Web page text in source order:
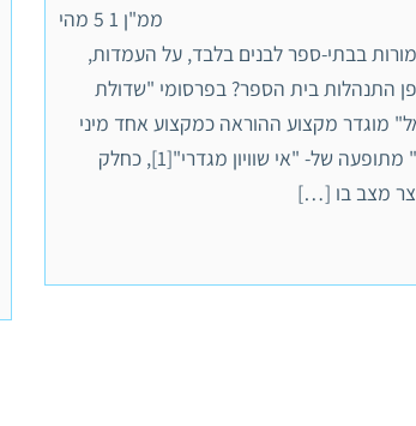
הקורס ממ"ן 1 5 מהי
בבתי-ספר לבנים בלבד, על העמדות,
התנהלות בית הספר? בפרסומי "שדולת
מוגדר מקצוע ההוראה כמקצוע אחד מיני
רבים "הסובל" מתופעה של- "אי שוויון מגדרי"[1], כחלק
מצב בו […]